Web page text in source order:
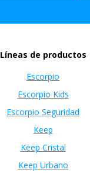
Líneas de productos
Escorpio
Escorpio Kids
Escorpio Seguridad
Keep
Keep Cristal
Keep Urbano